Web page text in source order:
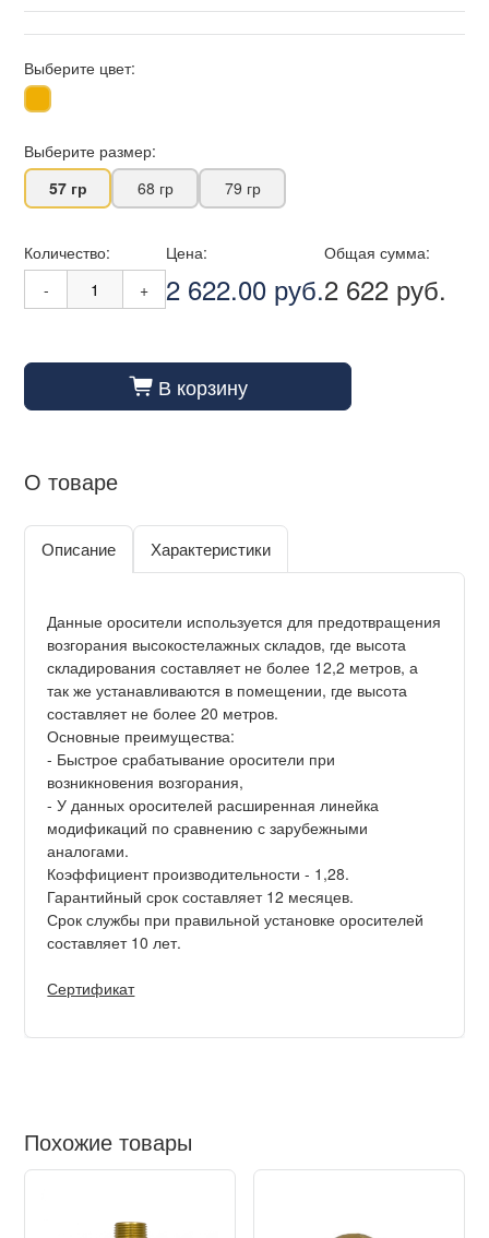
Выберите цвет:
Выберите размер:
57 гр
68 гр 79 гр
Количество:
-
+
Цена:
2 622.00 руб.
Общая сумма:
2 622 руб.
cart_fill В корзину
О товаре
Описание Характеристики
Данные оросители используется для предотвращения
возгорания высокостелажных складов, где высота
складирования составляет не более 12,2 метров, а
так же устанавливаются в помещении, где высота
составляет не более 20 метров.
Основные преимущества:
- Быстрое срабатывание оросители при
возникновения возгорания,
- У данных оросителей расширенная линейка
модификаций по сравнению с зарубежными
аналогами.
Коэффициент производительности - 1,28.
Гарантийный срок составляет 12 месяцев.
Срок службы при правильной установке оросителей
составляет 10 лет.
Сертификат
Похожие товары